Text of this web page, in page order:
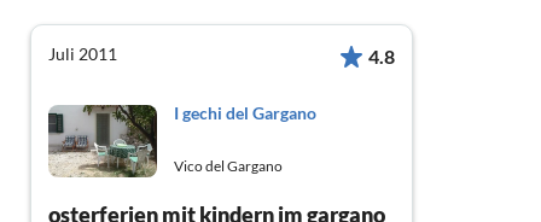
Juli 2011 4.8
I gechi del Gargano
Vico del Gargano
osterferien mit kindern im gargano